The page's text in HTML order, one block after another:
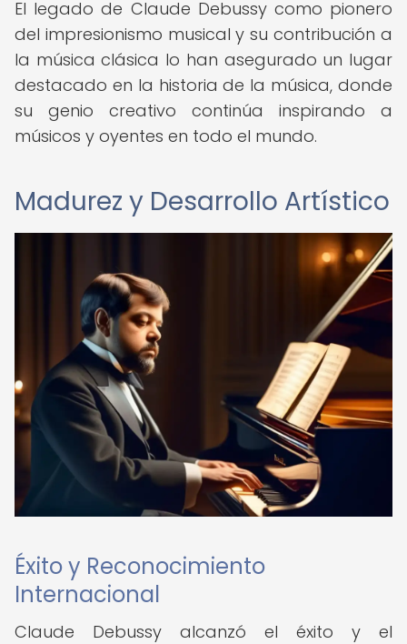
El legado de Claude Debussy como pionero
del impresionismo musical y su contribución a
la música clásica lo han asegurado un lugar
destacado en la historia de la música, donde
su genio creativo continúa inspirando a
músicos y oyentes en todo el mundo.
Madurez y Desarrollo Artístico
Éxito y Reconocimiento
Internacional
Claude Debussy alcanzó el éxito y el